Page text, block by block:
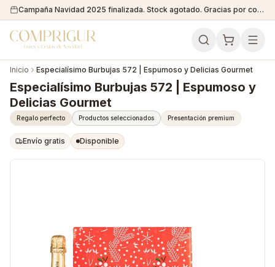
Campaña Navidad 2025 finalizada. Stock agotado. Gracias por confiar en nosotros!
Inicio Especialísimo Burbujas 572 | Espumoso y Delicias Gourmet
Especialísimo Burbujas 572 | Espumoso y
Delicias Gourmet
Regalo perfecto Productos seleccionados Presentación premium
Envío gratis Disponible